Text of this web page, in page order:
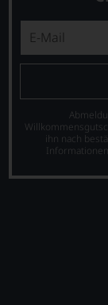
ihn nach